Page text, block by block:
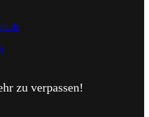
zu verpassen!